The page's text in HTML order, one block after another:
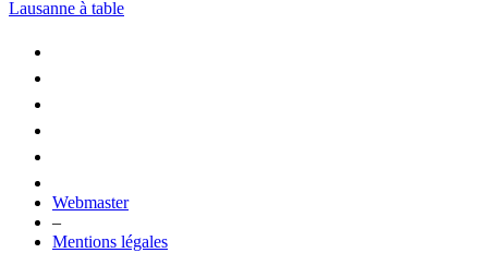
Lausanne à table
Webmaster
–
Mentions légales